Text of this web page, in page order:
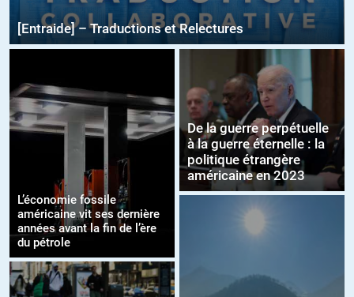
[Entraide] – Traductions et Relectures
L’économie fossile
américaine vit ses dernière
années avant la fin de l’ère
du pétrole
De la guerre perpétuelle
à la guerre éternelle : la
politique étrangère
américaine en 2023